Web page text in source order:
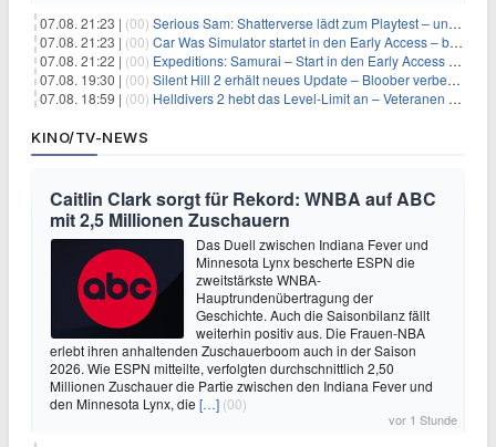
07.08. 21:23 | (00) Serious Sam: Shatterverse lädt zum Playtest – und erscheint schon bald!
07.08. 21:23 | (00) Car Was Simulator startet in den Early Access – bald gehts los!
07.08. 21:22 | (00) Expeditions: Samurai – Start in den Early Access ab heute im feudalen Japan
07.08. 19:30 | (00) Silent Hill 2 erhält neues Update – Bloober verbessert Grafik und Performance
07.08. 18:59 | (00) Helldivers 2 hebt das Level-Limit an – Veteranen können endlich weiter aufsteigen
KINO/TV-NEWS
Caitlin Clark sorgt für Rekord: WNBA auf ABC
mit 2,5 Millionen Zuschauern
Das Duell zwischen Indiana Fever und
Minnesota Lynx bescherte ESPN die
zweitstärkste WNBA-
Hauptrundenübertragung der
Geschichte. Auch die Saisonbilanz fällt
weiterhin positiv aus. Die Frauen-NBA
erlebt ihren anhaltenden Zuschauerboom auch in der Saison
2026. Wie ESPN mitteilte, verfolgten durchschnittlich 2,50
Millionen Zuschauer die Partie zwischen den Indiana Fever und
den Minnesota Lynx, die […] (00)
vor 1 Stunde